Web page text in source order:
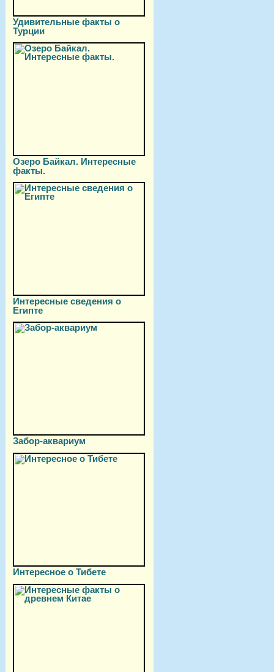
Удивительные факты о
Турции
Озеро Байкал. Интересные
факты.
Интересные сведения о
Египте
Забор-аквариум
Интересное о Тибете